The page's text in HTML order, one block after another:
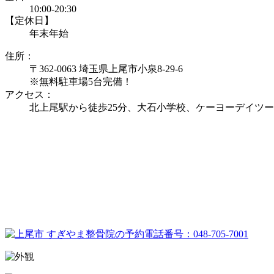
10:00-20:30
【定休日】
年末年始
住所：
〒362-0063 埼玉県上尾市小泉8-29-6
※無料駐車場5台完備！
アクセス：
北上尾駅から徒歩25分、大石小学校、ケーヨーデイツ